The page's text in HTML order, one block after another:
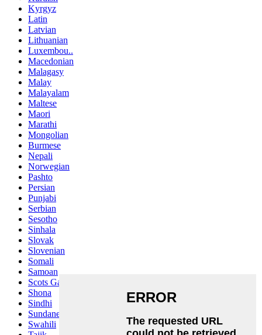
Kyrgyz
Latin
Latvian
Lithuanian
Luxembou..
Macedonian
Malagasy
Malay
Malayalam
Maltese
Maori
Marathi
Mongolian
Burmese
Nepali
Norwegian
Pashto
Persian
Punjabi
Serbian
Sesotho
Sinhala
Slovak
Slovenian
Somali
Samoan
Scots Gaelic
Shona
Sindhi
Sundanese
Swahili